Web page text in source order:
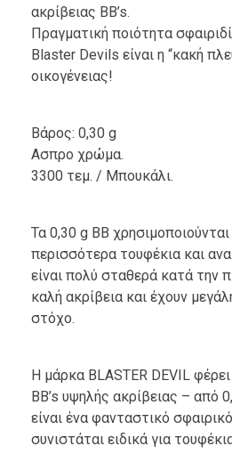
ακρίβειας BB’s.
Πραγματική ποιότητα
Blaster Devils είναι η “κακή
οικογένειας!
Βάρος: 0,30 g
Ασπρο χρώμα.
3300 τεμ. / Μπουκάλι.
Τα 0,30 g BB
περισσότερα τουφέκια και
είναι πολύ σταθερά κατά την
καλή ακρίβεια και έχουν
στόχο.
Η μάρκα BLASTER DEVIL
BB’s υψηλής ακρίβειας – από
είναι ένα φανταστικό
συνιστάται ειδικά για